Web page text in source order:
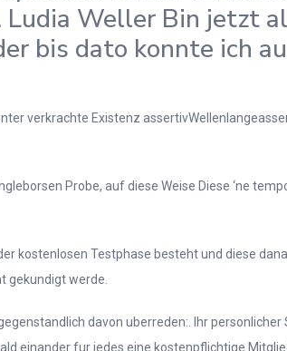
Ludia Weller Bin jetzt
bis dato konnte ich
verkrachte Existenz
Probe, auf diese Weise Diese ‘ne
kostenlosen Testphase besteht und diese
gekundigt werde.
davon uberreden:. Ihr personlicher
einander fur jedes eine kostenpflichtige